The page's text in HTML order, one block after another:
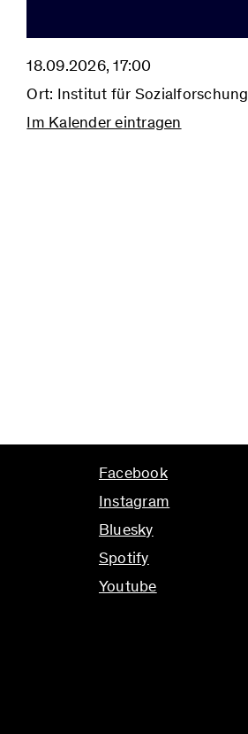
18.09.2026, 17:00
Ort: Institut für
Im Kalender eintragen
Facebook
Instagram
Bluesky
Spotify
Youtube